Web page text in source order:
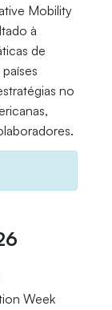
Mobility
à
de
no
Week